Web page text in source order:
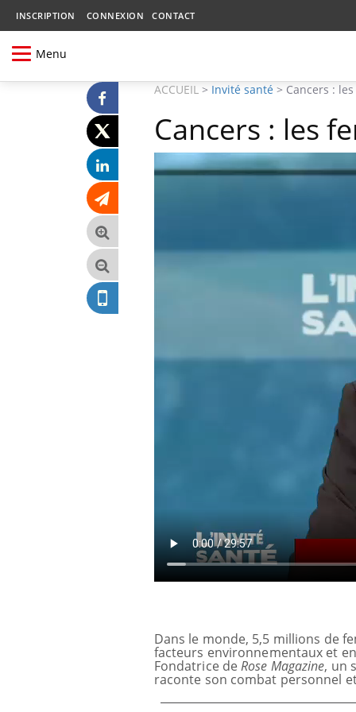
INSCRIPTION CONNEXION CONTACT
Menu
ACCUEIL > Invité santé > Cancers :
Cancers : les
Dans le monde, 5,5 millions de
facteurs environnementaux et
Fondatrice de Rose Magazine, un
raconte son combat personnel
Syndrome métabolique :
quels sont les meilleurs
exercices physiques ?